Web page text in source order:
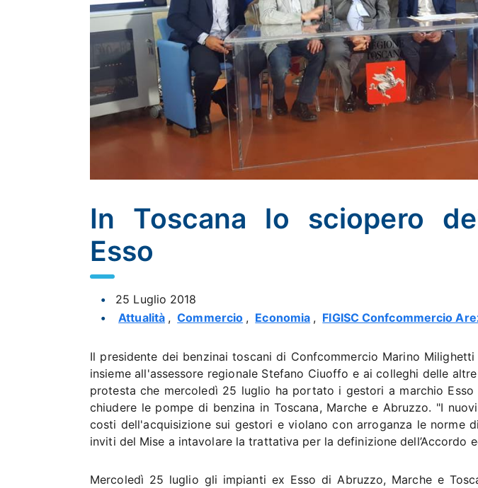
In Toscana lo sciopero
Esso
25 Luglio 2018
Attualità , Commercio , Economia , FIGISC Confcommercio
Il presidente dei benzinai toscani di Confcommercio Marino
insieme all'assessore regionale Stefano Ciuoffo e ai colleghi delle
protesta che mercoledì 25 luglio ha portato i gestori a marchio
chiudere le pompe di benzina in Toscana, Marche e Abruzzo. "I
costi dell'acquisizione sui gestori e violano con arroganza le norme
inviti del Mise a intavolare la trattativa per la definizione dell’Accordo
Mercoledì 25 luglio gli impianti ex Esso di Abruzzo, Marche e